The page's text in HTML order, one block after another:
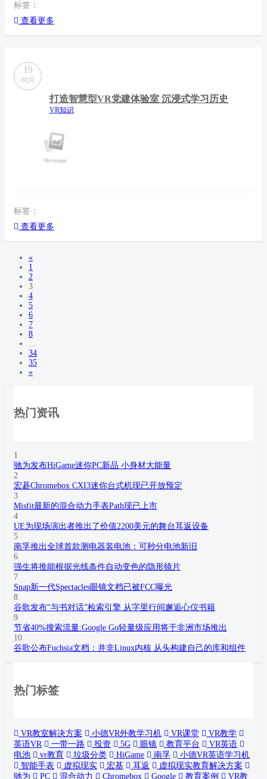
标签：
查看更多
19
08月
打造智慧型VR党建体验室 沉浸式学习历史
VR知识
标签：
查看更多
«
1
2
3
4
5
6
7
8
34
35
»
热门资讯
1
驰为发布HiGame迷你PC新品 小身材大能量
2
宏碁Chromebox CXI3迷你台式机现已开放预定
3
Misfit最新的混合动力手表Path现已上市
4
UE为现场演出者推出了价值2200美元的舞台耳返设备
5
南孚推出全球首款测电器装电池：可秒分电池新旧
6
强生将推能根据光线条件自动变色的隐形镜片
7
Snap新一代Spectacles眼镜文档已被FCC曝光
8
谷歌发布“与书对话”检索引擎 从字里行间邂逅心仪书籍
9
节省40%搜索流量:Google Go轻量级应用将于非洲市场推出
10
谷歌公布Fuchsia文档：并非Linux内核 从头构建自己的库和组件
热门标签
VR教室解决方案 小德VR外教学习机 VR课堂
VR教学
英语VR
一带一路 投资 5G 眼镜 教育平台
VR英语
电池
vr教育 垃圾分类 HiGame 南孚
小德VR英语学习机
智能手表
虚拟现实 宏基 耳返
虚拟现实教育解决方案
驰为
PC 混合动力 Chromebox Google 教育案例 VR教